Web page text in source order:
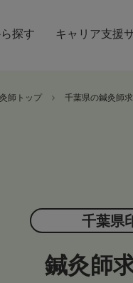
探す キャリア支援
師トップ 千葉県の鍼灸師
千葉県
鍼灸師